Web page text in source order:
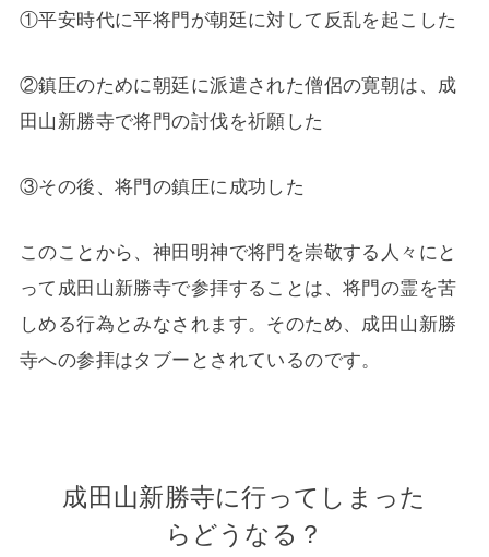
①平安時代に平将門が朝廷に対して反乱を起こした
②鎮圧のために朝廷に派遣された僧侶の寛朝は、成
田山新勝寺で将門の討伐を祈願した
③その後、将門の鎮圧に成功した
このことから、神田明神で将門を崇敬する人々にと
って成田山新勝寺で参拝することは、将門の霊を苦
しめる行為とみなされます。そのため、成田山新勝
寺への参拝はタブーとされているのです。
成田山新勝寺に行ってしまった
らどうなる？